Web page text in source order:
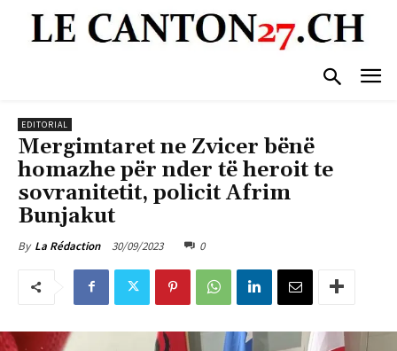
EDITORIAL
Mergimtaret ne Zvicer bënë
homazhe për nder të heroit te
sovranitetit, policit Afrim
Bunjakut
By La Rédaction 30/09/2023 0